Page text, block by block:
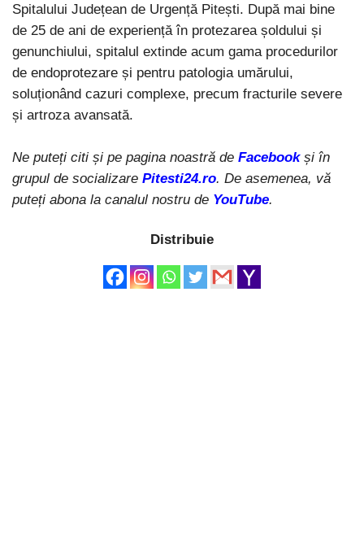
Spitalului Județean de Urgență Pitești. După mai bine
de 25 de ani de experiență în protezarea șoldului și
genunchiului, spitalul extinde acum gama procedurilor
de endoprotezare și pentru patologia umărului,
soluționând cazuri complexe, precum fracturile severe
și artroza avansată.
Ne puteți citi și pe pagina noastră de Facebook și în
grupul de socializare Pitesti24.ro. De asemenea, vă
puteți abona la canalul nostru de YouTube.
Distribuie